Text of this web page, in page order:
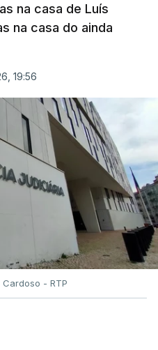
na casa de Luís
na casa do ainda
19:56
Cardoso - RTP